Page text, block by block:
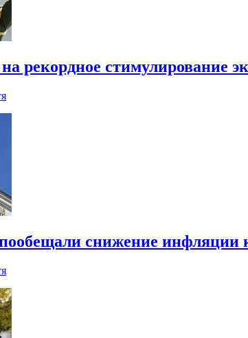
рекордное стимулирование
снижение инфляции